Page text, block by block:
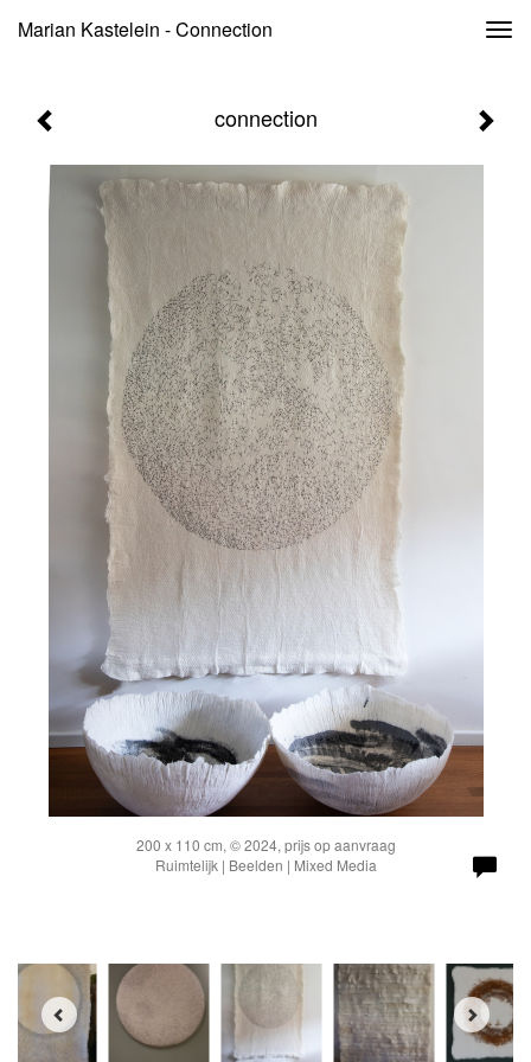
Marian Kastelein - Connection
connection
200 x 110 cm, © 2024, prijs op aanvraag
Ruimtelijk | Beelden | Mixed Media